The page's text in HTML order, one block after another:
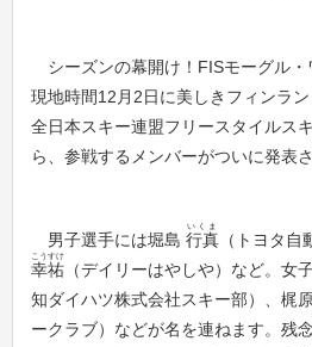
シーズンの幕開け！FISモーグル・
現地時間12月2日に美しきフィンラン
全日本スキー連盟フリースタイルス
ら、参戦するメンバーがついに発表
男子選手には堀島 行真
いくま
（トヨタ
幸祐
こうすけ
（デイリーはやしや）など。女
知ダイハツ株式会社スキー部）、梶
ークラブ）などが名を連ねます。残